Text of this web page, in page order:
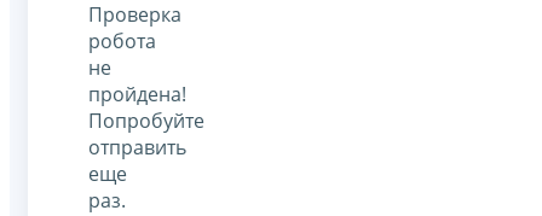
Проверка
робота
не
пройдена!
Попробуйте
отправить
еще
раз.